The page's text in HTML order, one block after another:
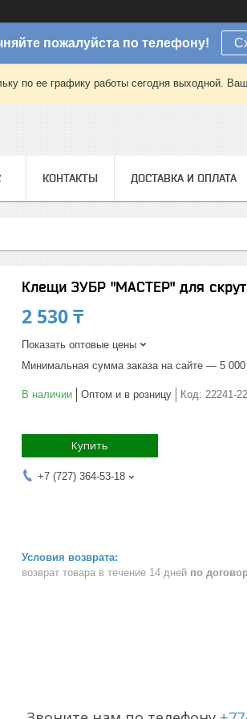
пожалуйста по телефону!
по ее графику работы сегодня выходной.
КОНТАКТЫ ДОСТАВКА И ОПЛАТА
Клещи ЗУБР "МАСТЕР" для
2 530 ₸
Показать оптовые цены
Минимальная сумма заказа на сайте — 5
В наличии Оптом и в розницу Код: 22241-22
Купить
+7 (727) 364-53-18
возврат товара в течение 14 дней по